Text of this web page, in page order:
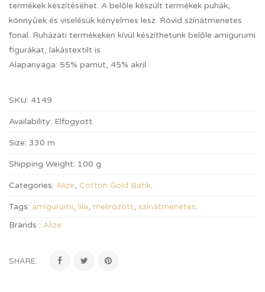
termékek készítéséhet. A belőle készült termékek puhák,
könnyűek és viselésük kényelmes lesz. Rövid színátmenetes
fonal. Ruházati termékeken kívül készíthetunk belőle amigurumi
figurákat, lakástextilt is.
Alapanyaga: 55% pamut, 45% akril
SKU: 4149
Availability: Elfogyott
Size: 330 m
Shipping Weight: 100 g
Categories: Alize, Cotton Gold Batik.
Tags: amigurumi, lila, melírozott, színátmenetes.
Brands : Alize
SHARE: